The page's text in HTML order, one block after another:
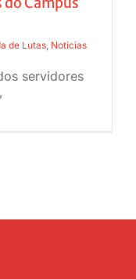
de Lutas, Noticias
servidores